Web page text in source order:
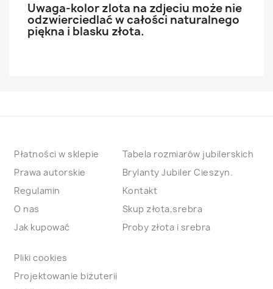
Uwaga-kolor zlota na zdjeciu może nie
odzwierciedlać w całości naturalnego
piękna i blasku złota.
Płatności w sklepie
Prawa autorskie
Regulamin
O nas
Jak kupować
Tabela rozmiarów jubilerskich
Brylanty Jubiler Cieszyn.
Kontakt
Skup złota,srebra
Proby złota i srebra
Pliki cookies
Projektowanie biżuterii